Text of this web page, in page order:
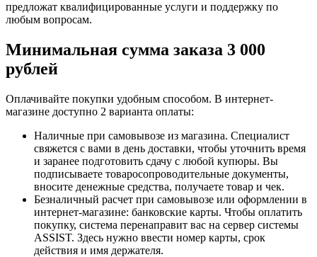
предложат квалифицированные услуги и поддержку по
любым вопросам.
Минимальная сумма заказа 3 000
рублей
Оплачивайте покупки удобным способом. В интернет-
магазине доступно 2 варианта оплаты:
Наличные при самовывозе из магазина. Специалист
свяжется с вами в день доставки, чтобы уточнить время
и заранее подготовить сдачу с любой купюры. Вы
подписываете товаросопроводительные документы,
вносите денежные средства, получаете товар и чек.
Безналичный расчет при самовывозе или оформлении в
интернет-магазине: банковские карты. Чтобы оплатить
покупку, система перенаправит вас на сервер системы
ASSIST. Здесь нужно ввести номер карты, срок
действия и имя держателя.